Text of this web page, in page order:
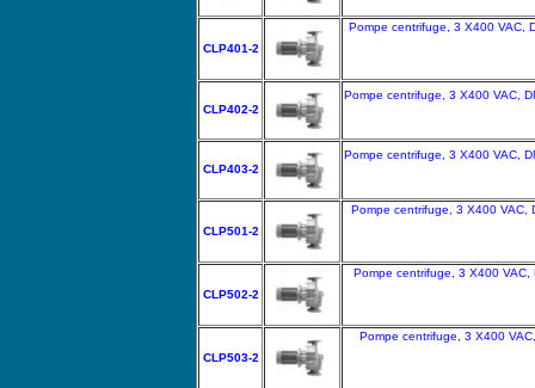
CLP401-2
Pompe centrifuge, 3 X400 VAC,
CLP402-2
Pompe centrifuge, 3 X400 VAC,
CLP403-2
Pompe centrifuge, 3 X400 VAC,
CLP501-2
Pompe centrifuge, 3 X400 VAC,
CLP502-2
Pompe centrifuge, 3 X400
CLP503-2
Pompe centrifuge, 3 X400